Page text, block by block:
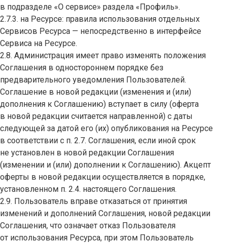
в подразделе «О сервисе» раздела «Профиль».
2.7.3. на Ресурсе: правила использования отдельных
Сервисов Ресурса — непосредственно в интерфейсе
Сервиса на Ресурсе.
2.8. Администрация имеет право изменять положения
Соглашения в одностороннем порядке без
предварительного уведомления Пользователей.
Соглашение в новой редакции (изменения и (или)
дополнения к Соглашению) вступает в силу (оферта
в новой редакции считается направленной) с даты
следующей за датой его (их) опубликования на Ресурсе
в соответствии с п. 2.7. Соглашения, если иной срок
не установлен в новой редакции Соглашения
(изменении и (или) дополнении к Соглашению). Акцепт
оферты в новой редакции осуществляется в порядке,
установленном п. 2.4. настоящего Соглашения.
2.9. Пользователь вправе отказаться от принятия
изменений и дополнений Соглашения, новой редакции
Соглашения, что означает отказ Пользователя
от использования Ресурса, при этом Пользователь